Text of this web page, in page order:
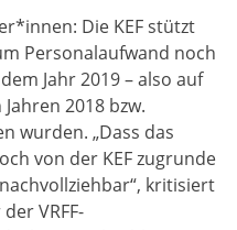
Die KEF stützt
Personalaufwand noch
Jahr 2019 – also auf
2018 bzw.
wurden. „Dass das
von der KEF zugrunde
kritisiert
VRFF-